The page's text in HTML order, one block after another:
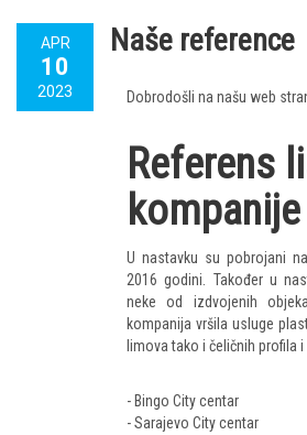
Naše reference
APR
10
2023 Dobrodošli na našu web
Referens
kompanije
U nastavku su pobrojani
2016 godini. Također u
neke od izdvojenih
kompanija vršila usluge
limova tako i čeličnih profila i
- Bingo City centar
- Sarajevo City centar